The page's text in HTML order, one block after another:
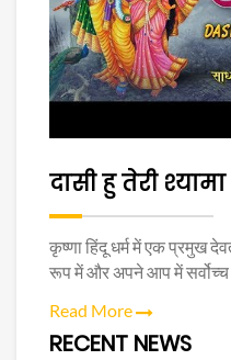
दासी हु तेरी श्यामा
कृष्णा हिंदू धर्म में एक प्रमुख
रूप में और अपने आप में सर्वोच्च
Read More
RECENT NEWS